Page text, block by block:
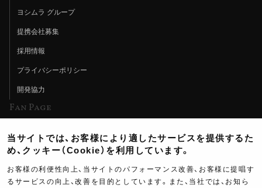
ヨシムラ グループ
提携会社募集
採用情報
プライバシーポリシー
開発協力
Fan Page
ヨシムラTV
イベント情報
当サイトでは、お客様により適したサービスを提供するた
め、クッキー（Cookie）を利用しています。
お客様の利便性向上、当サイトのパフォーマンス改善、お客様に提唱す
るサービスの向上、改善を目的としています。また、当社では、お知ら